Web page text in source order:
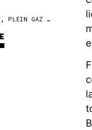
SOCIÉTÉ GÉNÉRALE, PLEIN GAZ SUR LES FOSSILES